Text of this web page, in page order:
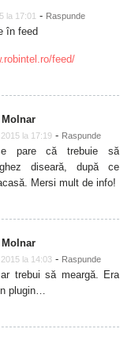
la 17:01 - Raspunde
în feed
feed/
la 17:19 - Raspunde
pare că trebuie să
diseară, după ce
Mersi mult de info!
la 14:03 - Raspunde
trebui să meargă. Era
plugin…